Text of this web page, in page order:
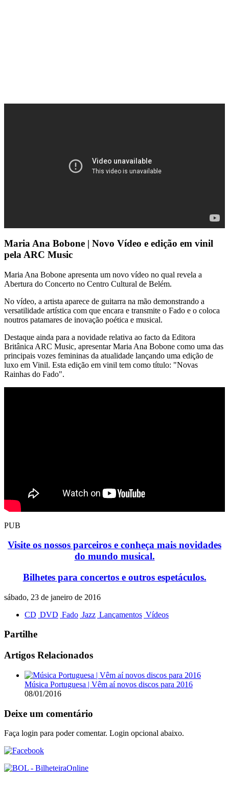
Maria Ana Bobone | Novo Vídeo e edição em vinil
pela ARC Music
Maria Ana Bobone apresenta um novo vídeo no qual revela a
Abertura do Concerto no Centro Cultural de Belém.
No vídeo, a artista aparece de guitarra na mão demonstrando a
versatilidade artística com que encara e transmite o Fado e o coloca
noutros patamares de inovação poética e musical.
Destaque ainda para a novidade relativa ao facto da Editora
Britânica ARC Music, apresentar Maria Ana Bobone como uma das
principais vozes femininas da atualidade lançando uma edição de
luxo em Vinil. Esta edição em vinil tem como título: "Novas
Rainhas do Fado".
PUB
Visite os nossos parceiros e conheça mais novidades
do mundo musical.
Bilhetes para concertos e outros espetáculos.
sábado, 23 de janeiro de 2016
CD DVD Fado Jazz Lançamentos Vídeos
Partilhe
Artigos Relacionados
Música Portuguesa | Vêm aí novos discos para 2016
08/01/2016
Deixe um comentário
Faça login para poder comentar. Login opcional abaixo.